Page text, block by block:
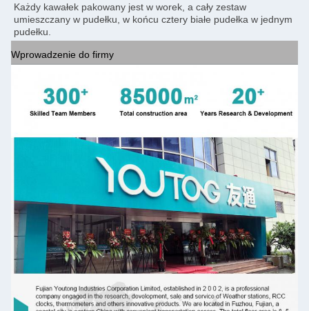
Każdy kawałek pakowany jest w worek, a cały zestaw
umieszczany w pudełku, w końcu cztery białe pudełka w jednym
pudełku.
Wprowadzenie do firmy